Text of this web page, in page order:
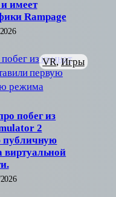
имеет
Rampage
побег из
2
публичную
виртуальной
VR, Игры